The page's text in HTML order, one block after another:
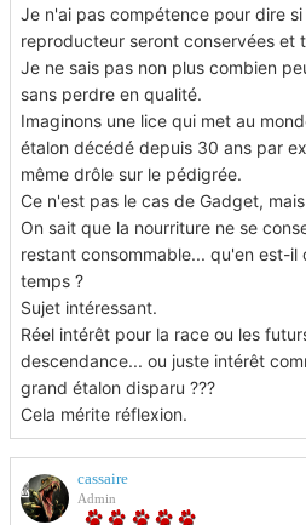
Je n'ai pas compétence pour dire
reproducteur seront conservées et
Je ne sais pas non plus combien
sans perdre en qualité.
Imaginons une lice qui met au
étalon décédé depuis 30 ans par
même drôle sur le pédigrée.
Ce n'est pas le cas de Gadget,
On sait que la nourriture ne se
restant consommable... qu'en est-il
temps ?
Sujet intéressant.
Réel intérêt pour la race ou les
descendance... ou juste intérêt
grand étalon disparu ???
Cela mérite réflexion.
cassaire
Admin